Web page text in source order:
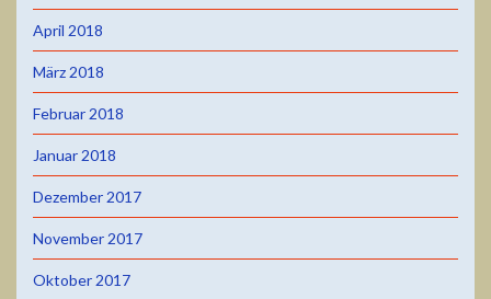
April 2018
März 2018
Februar 2018
Januar 2018
Dezember 2017
November 2017
Oktober 2017